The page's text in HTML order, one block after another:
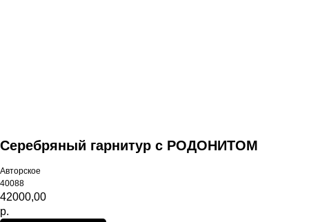
Серебряный гарнитур с РОДОНИТОМ
Авторское
40088
42000,00
р.